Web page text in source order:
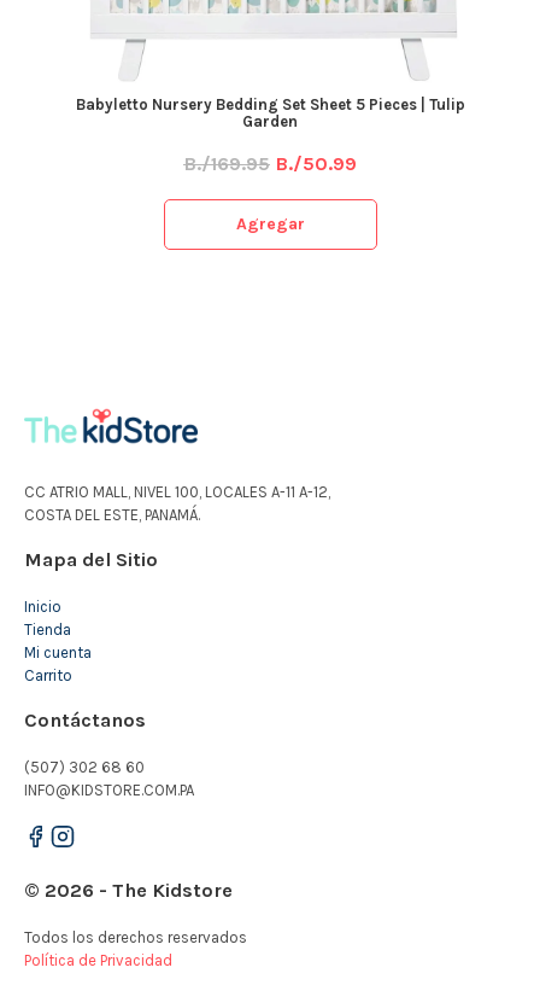
Babyletto Nursery Bedding Set Sheet 5 Pieces | Tulip
Garden
B./169.95 B./50.99
Agregar
CC ATRIO MALL, NIVEL 100, LOCALES A-11 A-12,
COSTA DEL ESTE, PANAMÁ.
Mapa del Sitio
Inicio
Tienda
Mi cuenta
Carrito
Contáctanos
(507) 302 68 60
INFO@KIDSTORE.COM.PA
© 2026 - The Kidstore
Todos los derechos reservados
Política de Privacidad